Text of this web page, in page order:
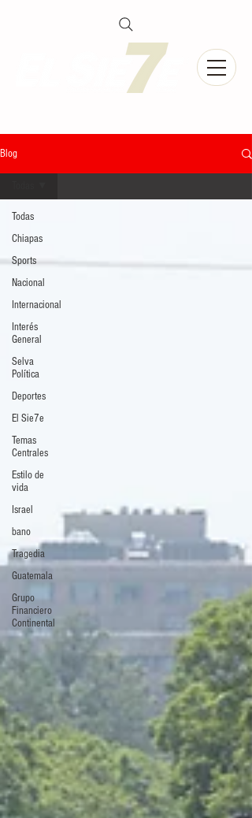
Blog
Todas
Chiapas
Sports
Nacional
Internacional
Interés
General
Selva
Política
Deportes
El Sie7e
Temas
Centrales
Estilo de
vida
Israel
bano
Tragedia
Guatemala
Grupo
Financiero
Continental